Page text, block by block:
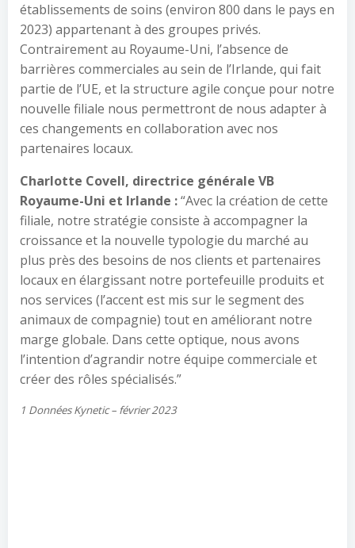
établissements de soins (environ 800 dans le pays en
2023) appartenant à des groupes privés.
Contrairement au Royaume-Uni, l’absence de
barrières commerciales au sein de l’Irlande, qui fait
partie de l’UE, et la structure agile conçue pour notre
nouvelle filiale nous permettront de nous adapter à
ces changements en collaboration avec nos
partenaires locaux.
Charlotte Covell, directrice générale VB
Royaume-Uni et Irlande :“Avec la création de cette
filiale, notre stratégie consiste à accompagner la
croissance et la nouvelle typologie du marché au
plus près des besoins de nos clients et partenaires
locaux en élargissant notre portefeuille produits et
nos services (l’accent est mis sur le segment des
animaux de compagnie) tout en améliorant notre
marge globale. Dans cette optique, nous avons
l’intention d’agrandir notre équipe commerciale et
créer des rôles spécialisés.”
1 Données Kynetic – février 2023